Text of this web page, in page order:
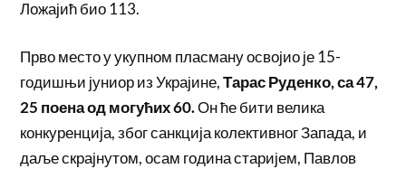
Ложајић био 113.
Прво место у укупном пласману освојио је 15-
годишњи јуниор из Украјине,Тарас Руденко, са 47,
25 поена од могућих 60.Он ће бити велика
конкуренција, због санкција колективног Запада, и
даље скрајнутом, осам година старијем, Павлов